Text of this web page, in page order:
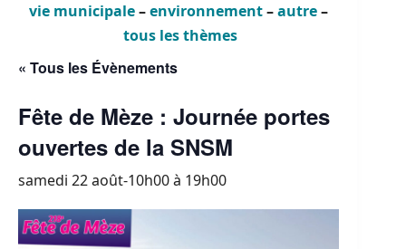
vie municipale–environnement–autre–
tous les thèmes
« Tous les Évènements
Fête de Mèze : Journée portes
ouvertes de la SNSM
samedi 22 août-10h00à 19h00